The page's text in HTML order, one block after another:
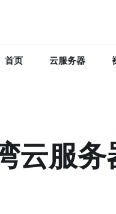
首页 云服务器
云服